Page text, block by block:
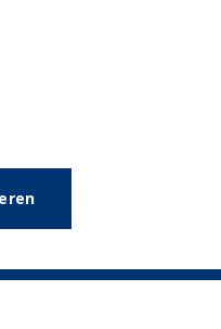
Fragen?
hilft